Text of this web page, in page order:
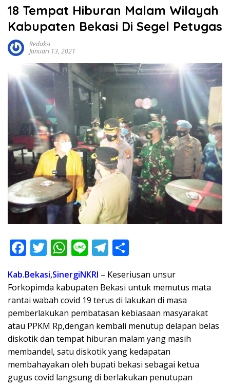
18 Tempat Hiburan Malam Wilayah
Kabupaten Bekasi Di Segel Petugas
Redaksi
Januari 13, 2021
F
e
b
o
o
k
T
itt
er
W
at
s
A
p
p
Li
e
T
e
gr
a
m
ar
e
Kab.Bekasi,SinergiNKRI – Keseriusan unsur
Forkopimda kabupaten Bekasi untuk memutus mata
rantai wabah covid 19 terus di lakukan di masa
pemberlakukan pembatasan kebiasaan masyarakat
atau PPKM Rp,dengan kembali menutup delapan belas
diskotik dan tempat hiburan malam yang masih
membandel, satu diskotik yang kedapatan
membahayakan oleh bupati bekasi sebagai ketua
gugus covid langsung di berlakukan penutupan